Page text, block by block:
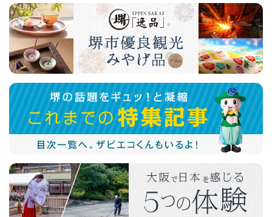
観光案内所
観光パンフレット
堺おもてなしチケット
お役立ち情報紹介
交通・アクセス